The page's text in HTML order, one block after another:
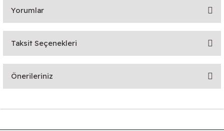
Yorumlar
Bu ürüne ilk yorumu siz yapın!
Taksit Seçenekleri
Önerileriniz